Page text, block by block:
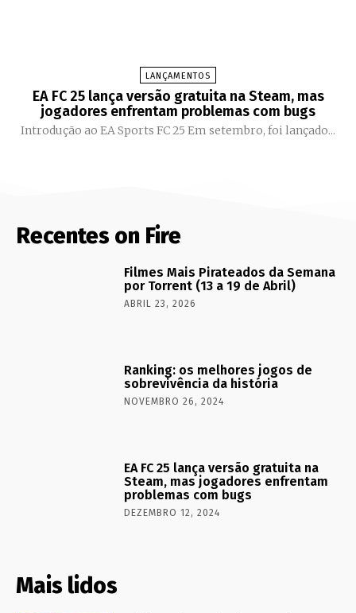
LANÇAMENTOS
EA FC 25 lança versão gratuita na Steam, mas
jogadores enfrentam problemas com bugs
Introdução ao EA Sports FC 25 Em setembro, foi lançado...
Recentes on Fire
Filmes Mais Pirateados da Semana
por Torrent (13 a 19 de Abril)
ABRIL 23, 2026
Ranking: os melhores jogos de
sobrevivência da história
NOVEMBRO 26, 2024
EA FC 25 lança versão gratuita na
Steam, mas jogadores enfrentam
problemas com bugs
DEZEMBRO 12, 2024
Mais lidos